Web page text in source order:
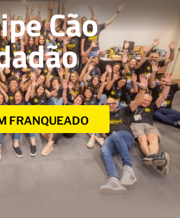
Cão
FRANQUEADO